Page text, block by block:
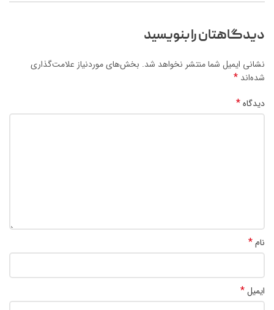
دیدگاهتان را بنویسید
نشانی ایمیل شما منتشر نخواهد شد. بخش‌های موردنیاز علامت‌گذاری
شده‌اند *
دیدگاه*
نام*
ایمیل*